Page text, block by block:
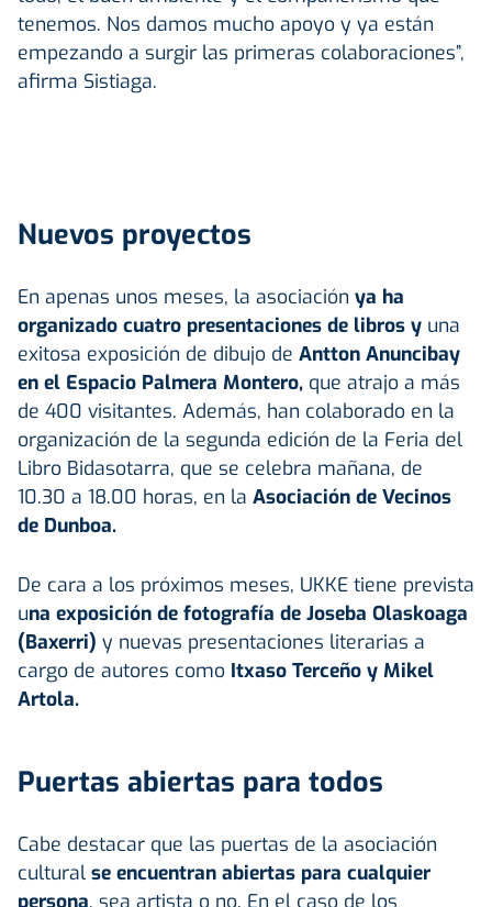
tenemos. Nos damos mucho apoyo y ya están
empezando a surgir las primeras colaboraciones”,
afirma Sistiaga.
Nuevos proyectos
En apenas unos meses, la asociación ya ha
organizado cuatro presentaciones de libros y una
exitosa exposición de dibujo de Antton Anuncibay
en el Espacio Palmera Montero, que atrajo a más
de 400 visitantes. Además, han colaborado en la
organización de la segunda edición de la Feria del
Libro Bidasotarra, que se celebra mañana, de
10.30 a 18.00 horas, en la Asociación de Vecinos
de Dunboa.
De cara a los próximos meses, UKKE tiene prevista
una exposición de fotografía de Joseba Olaskoaga
(Baxerri) y nuevas presentaciones literarias a
cargo de autores como Itxaso Terceño y Mikel
Artola.
Puertas abiertas para todos
Cabe destacar que las puertas de la asociación
cultural se encuentran abiertas para cualquier
persona, sea artista o no. En el caso de los